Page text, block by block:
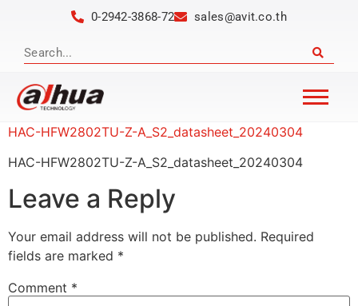
0-2942-3868-72 sales@avit.co.th
HAC-HFW2802TU-Z-A_S2_datasheet_20240304
HAC-HFW2802TU-Z-A_S2_datasheet_20240304
Leave a Reply
Your email address will not be published. Required
fields are marked *
Comment *